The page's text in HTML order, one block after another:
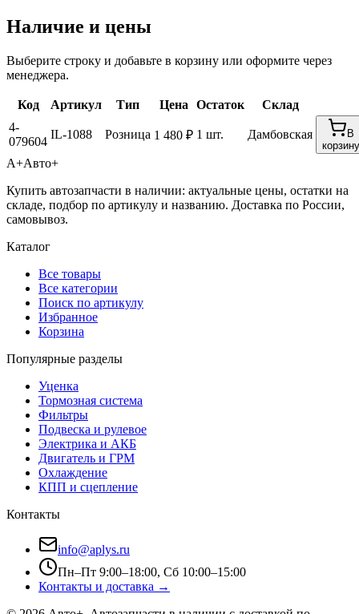
Наличие и цены
Выберите строку и добавьте в корзину или оформите через
менеджера.
Код Артикул Тип Цена Остаток
Склад
4-
079604
IL-1088 Розница 1 480 ₽ 1 шт. Дамбовская
В
корзину
А+Авто+
Купить автозапчасти в наличии: актуальные цены, остатки на
складе, подбор по артикулу и названию. Доставка по России,
самовывоз.
Каталог
Все товары
Все категории
Поиск по артикулу
Избранное
Корзина
Популярные разделы
Уценка
Тормозная система
Фильтры
Подвеска и рулевое
Электрика и АКБ
Двигатель и ГРМ
Охлаждение
КПП и сцепление
Контакты
info@aplys.ru
Пн–Пт 9:00–18:00, Сб 10:00–15:00
Контакты и доставка →